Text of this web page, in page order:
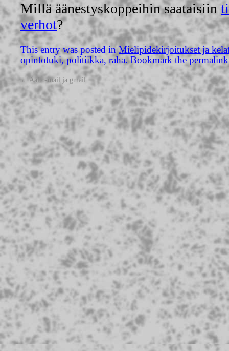
Millä äänestyskoppeihin saataisiin
verhot?
This entry was posted inMielipidekirjoitukset ja
opintotuki,politiikka, raha. Bookmark thepermalink
←Aalto-mail ja gmail